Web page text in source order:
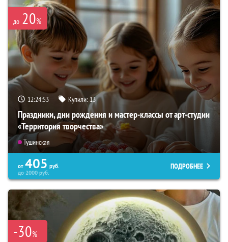
до 20%
12:24:51 Купили: 13
Праздники, дни рождения и мастер-классы от арт-студии
«Территория творчества»
Тушинская
от 405 руб.
до2000руб.
ПОДРОБНЕЕ
-30%